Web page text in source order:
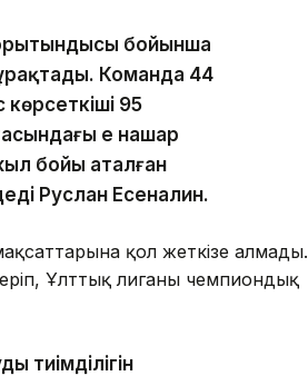
бойынша
Команда 44
көрсеткіші 95
ең нашар
бойы аталған
Руслан Есеналин.
қол жеткізе алмады.
Ұлттық лиганың чемпиондық
тиімділігін